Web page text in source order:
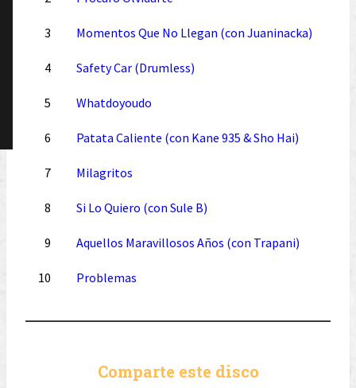
3 Momentos Que No Llegan (con Juaninacka)
4 Safety Car (Drumless)
5 Whatdoyoudo
6 Patata Caliente (con Kane 935 & Sho Hai)
7 Milagritos
8 Si Lo Quiero (con Sule B)
9 Aquellos Maravillosos Años (con Trapani)
10 Problemas
Comparte este disco